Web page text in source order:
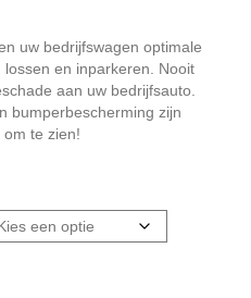
uw bedrijfswagen optimale
en inparkeren. Nooit
aan uw bedrijfsauto.
bumperbescherming zijn
te zien!